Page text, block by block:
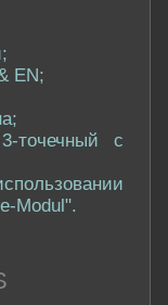
EN;
точечный с
Modul".